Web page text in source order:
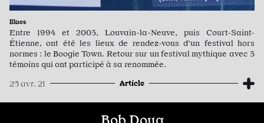
Blues
Entre 1994 et 2003, Louvain-la-Neuve, puis Court-Saint-
Étienne, ont été les lieux de rendez-vous d’un festival hors
normes : le Boogie Town. Retour sur un festival mythique avec 3
témoins qui ont participé à sa renommée.
25 avr. 21 Article